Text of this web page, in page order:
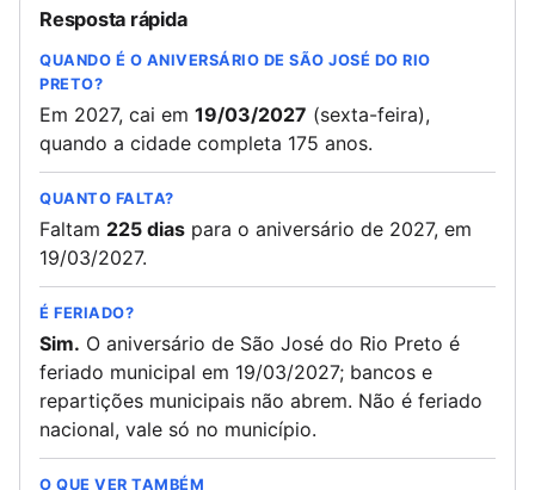
Resposta rápida
QUANDO É O ANIVERSÁRIO DE SÃO JOSÉ DO RIO
PRETO?
Em 2027, cai em 19/03/2027 (sexta-feira),
quando a cidade completa 175 anos.
QUANTO FALTA?
Faltam 225 dias para o aniversário de 2027, em
19/03/2027.
É FERIADO?
Sim. O aniversário de São José do Rio Preto é
feriado municipal em 19/03/2027; bancos e
repartições municipais não abrem. Não é feriado
nacional, vale só no município.
O QUE VER TAMBÉM